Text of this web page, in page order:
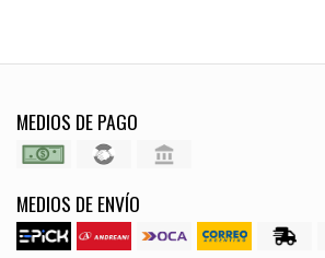
MEDIOS DE PAGO
MEDIOS DE ENVÍO